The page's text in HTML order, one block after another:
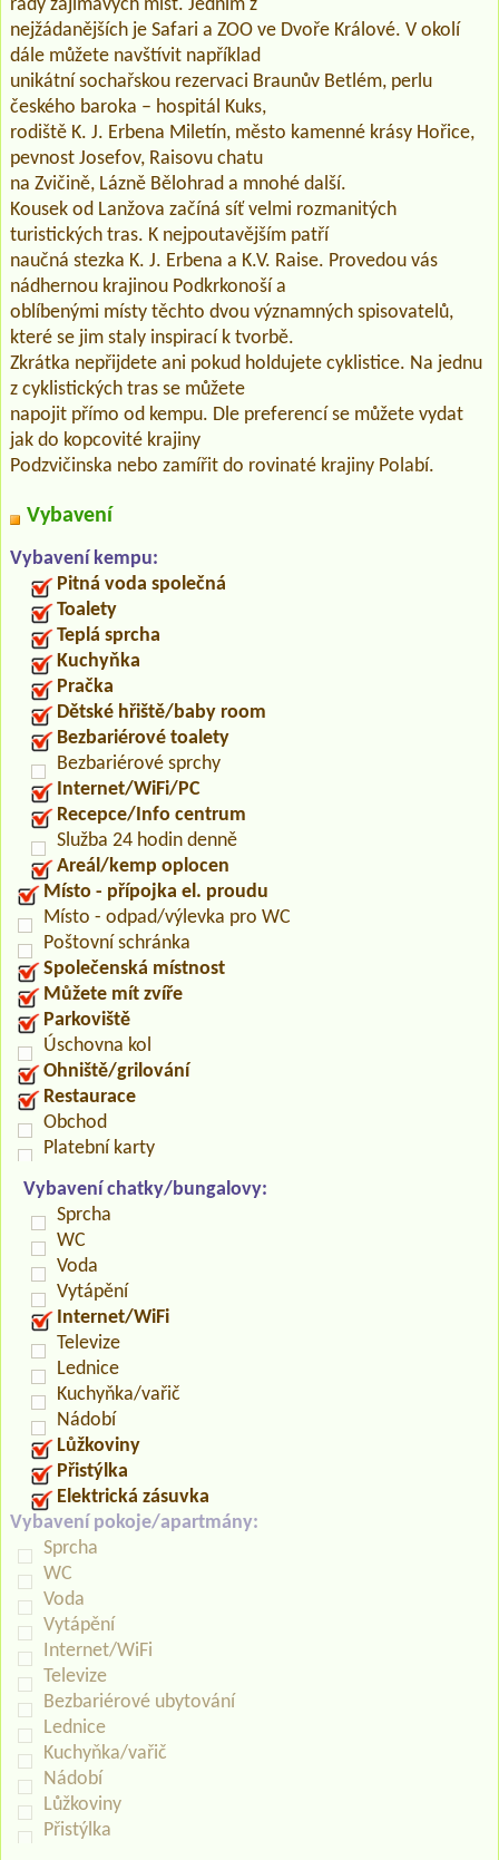
řady zajímavých míst. Jedním z
nejžádanějších je Safari a ZOO ve Dvoře Králové. V okolí
dále můžete navštívit například
unikátní sochařskou rezervaci Braunův Betlém, perlu
českého baroka – hospitál Kuks,
rodiště K. J. Erbena Miletín, město kamenné krásy Hořice,
pevnost Josefov, Raisovu chatu
na Zvičině, Lázně Bělohrad a mnohé další.
Kousek od Lanžova začíná síť velmi rozmanitých
turistických tras. K nejpoutavějším patří
naučná stezka K. J. Erbena a K.V. Raise. Provedou vás
nádhernou krajinou Podkrkonoší a
oblíbenými místy těchto dvou významných spisovatelů,
které se jim staly inspirací k tvorbě.
Zkrátka nepřijdete ani pokud holdujete cyklistice. Na jednu
z cyklistických tras se můžete
napojit přímo od kempu. Dle preferencí se můžete vydat
jak do kopcovité krajiny
Podzvičinska nebo zamířit do rovinaté krajiny Polabí.
Vybavení
Vybavení kempu:
Pitná voda společná
Toalety
Teplá sprcha
Kuchyňka
Pračka
Dětské hřiště/baby room
Bezbariérové toalety
Bezbariérové sprchy
Internet/WiFi/PC
Recepce/Info centrum
Služba 24 hodin denně
Areál/kemp oplocen
Místo - přípojka el. proudu
Místo - odpad/výlevka pro WC
Poštovní schránka
Společenská místnost
Můžete mít zvíře
Parkoviště
Úschovna kol
Ohniště/grilování
Restaurace
Obchod
Platební karty
Vybavení chatky/bungalovy:
Sprcha
WC
Voda
Vytápění
Internet/WiFi
Televize
Lednice
Kuchyňka/vařič
Nádobí
Lůžkoviny
Přistýlka
Elektrická zásuvka
Vybavení pokoje/apartmány:
Sprcha
WC
Voda
Vytápění
Internet/WiFi
Televize
Bezbariérové ubytování
Lednice
Kuchyňka/vařič
Nádobí
Lůžkoviny
Přistýlka